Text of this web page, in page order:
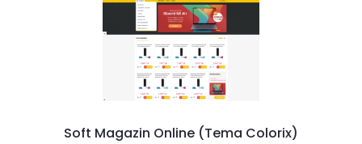
Soft Magazin Online (Tema Colorix)